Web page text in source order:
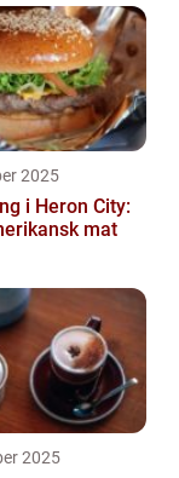
2025
i Heron City:
mat
2025